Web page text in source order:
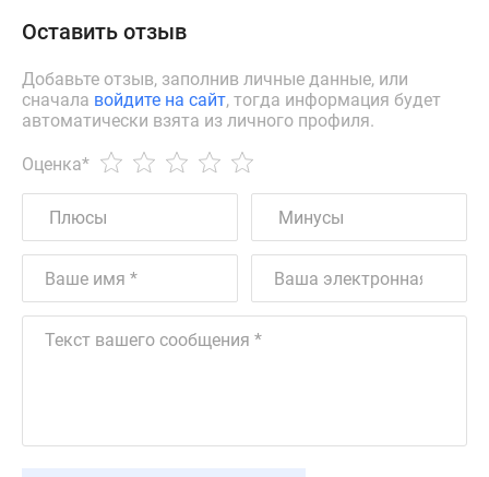
Оставить отзыв
Добавьте отзыв, заполнив личные данные, или
сначала войдите на сайт, тогда информация будет
автоматически взята из личного профиля.
Оценка*